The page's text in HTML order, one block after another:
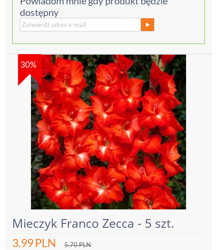
dostępny
30%
Mieczyk Franco Zecca - 5 szt.
3.99PLN 5.70PLN